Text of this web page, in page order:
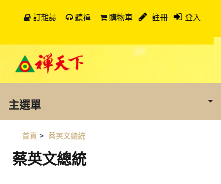
訂雜誌 聽禪 購物車 註冊 登入
主選單
首頁 > 蔡英文總統
蔡英文總統